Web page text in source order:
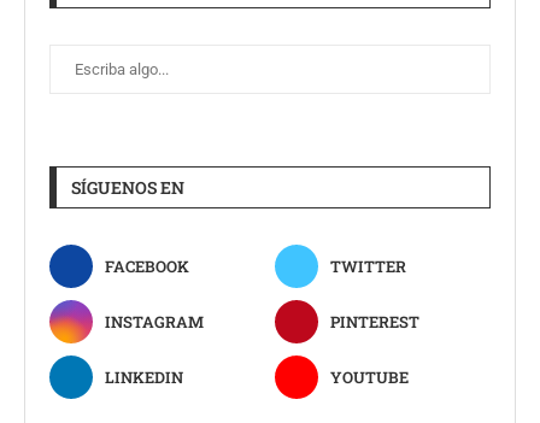
SÍGUENOS EN
FACEBOOK TWITTER
INSTAGRAM PINTEREST
LINKEDIN YOUTUBE